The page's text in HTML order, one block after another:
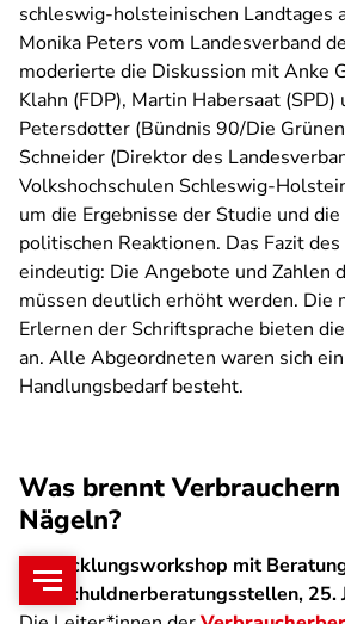
schleswig-holsteinischen Landtages
Monika Peters vom Landesverband
moderierte die Diskussion mit Anke
Klahn (FDP), Martin Habersaat (SPD)
Petersdotter (Bündnis 90/Die
Schneider (Direktor des
Volkshochschulen Schleswig-
um die Ergebnisse der Studie und
politischen Reaktionen. Das Fazit
eindeutig: Die Angebote und Zahlen
müssen deutlich erhöht werden. Die
Erlernen der Schriftsprache bieten
an. Alle Abgeordneten waren sich
Handlungsbedarf besteht.
Was brennt
Nägeln?
Entwicklungsworkshop mit
und Schuldnerberatungsstellen, 25.